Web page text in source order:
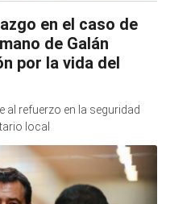
en el caso de
de Galán
por la vida del
al refuerzo en la seguridad
local